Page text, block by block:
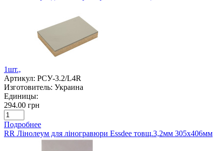
1шт.,
Артикул: РСУ-3.2/L4R
Изготовитель: Украина
Единицы:
294.00 грн
Подробнее
RR Лінолеум для ліногравюри Essdee товщ.3,2мм 305х406мм